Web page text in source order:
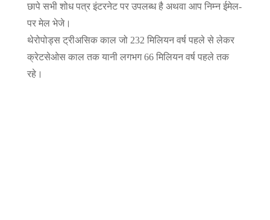
छापे सभी शोध पत्र इंटरनेट पर उपलब्ध है अथवा आप निम्न ईमेल-
पर मेल भेजे।
थेरोपोड्स ट्रीअसिक काल जो 232 मिलियन वर्ष पहले से लेकर
क्रेटसेओस काल तक यानी लगभग 66 मिलियन वर्ष पहले तक
रहे।